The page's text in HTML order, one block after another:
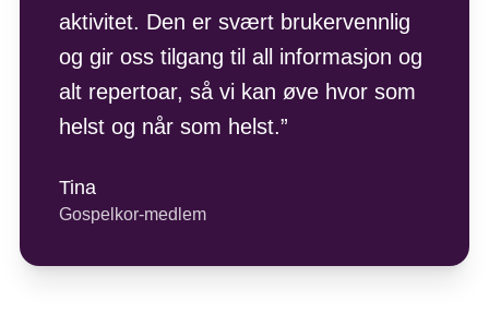
aktivitet. Den er svært brukervennlig
og gir oss tilgang til all informasjon og
alt repertoar, så vi kan øve hvor som
helst og når som helst.”
Tina
Gospelkor-medlem